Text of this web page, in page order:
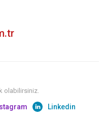
olabilirsiniz.
Linkedin